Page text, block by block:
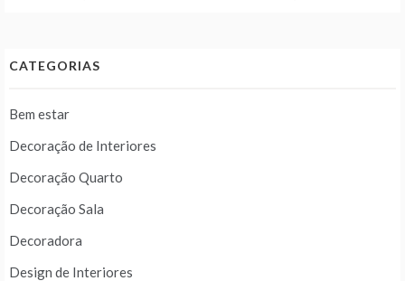
CATEGORIAS
Bem estar
Decoração de Interiores
Decoração Quarto
Decoração Sala
Decoradora
Design de Interiores